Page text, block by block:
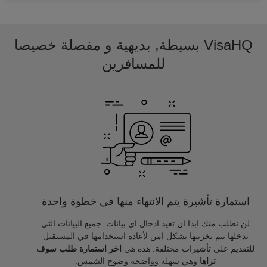
VisaHQ بسيطة, بديهية و مفصلة خصيصا
للمسافرين
استمارة تأشيرة يتم الانتهاء منها في خطوة واحدة
لن نطلب منك ابدا ان تعيد ادخال اي بيانات. جميع البيانات التي
تدخلها يتم تخزينها بشكل امن لأعاده استخدامها في المستقبل
للتقديم على تأشيرات مختلفة. هذه هي
اخر استمارة طلب سوف
تراها وهي سهلة وواضحة وضوح الشمس.